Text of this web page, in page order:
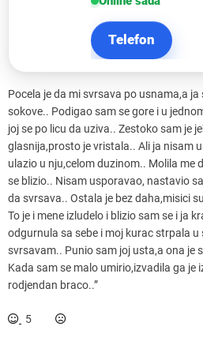
Telefon
Pocela je da mi svrsava po usnama,a
sokove.. Podigao sam se gore i u
joj se po licu da uziva.. Zestoko sam je
glasnija,prosto je vristala.. Ali ja nisam
ulazio u nju,celom duzinom.. Molila me
se blizio.. Nisam usporavao, nastavio
da svrsava.. Ostala je bez daha,misici
To je i mene izludelo i blizio sam se i ja
odgurnula sa sebe i moj kurac strpala
svrsavam.. Punio sam joj usta,a ona je
Kada sam se malo umirio,izvadila ga je
rodjendan braco..”
5